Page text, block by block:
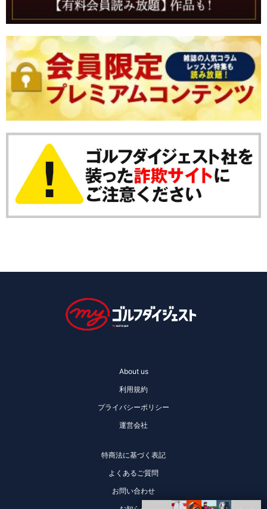
About us
利用規約
プライバシーポリシー
運営会社
特商法に基づく表記
よくあるご質問
お問い合わせ